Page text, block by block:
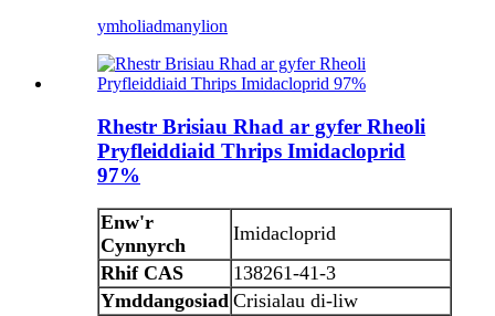
ymholiadmanylion
Rhestr Brisiau Rhad ar gyfer Rheoli
Pryfleiddiaid Thrips Imidacloprid
97%
Enw'r
Cynnyrch
Imidacloprid
Rhif CAS
138261-41-3
Ymddangosiad Crisialau di-liw